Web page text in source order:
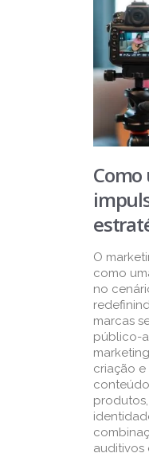
Como
O
como
no
marcas
público-
criação
auditivos